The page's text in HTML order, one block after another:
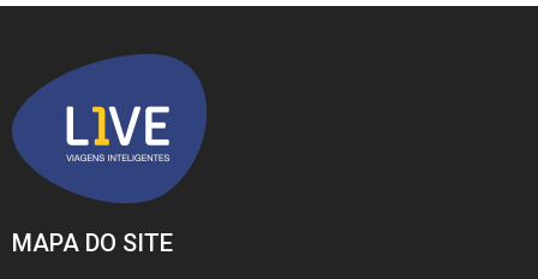
MAPA DO SITE